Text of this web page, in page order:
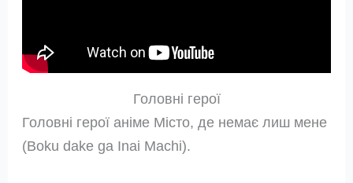
Головні герої
Головні герої аніме Місто, де немає лиш мене
(Boku dake ga Inai Machi).